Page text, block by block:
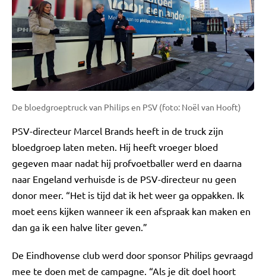
De bloedgroeptruck van Philips en PSV (foto: Noël van Hooft)
PSV-directeur Marcel Brands heeft in de truck zijn
bloedgroep laten meten. Hij heeft vroeger bloed
gegeven maar nadat hij profvoetballer werd en daarna
naar Engeland verhuisde is de PSV-directeur nu geen
donor meer. “Het is tijd dat ik het weer ga oppakken. Ik
moet eens kijken wanneer ik een afspraak kan maken en
dan ga ik een halve liter geven.”
De Eindhovense club werd door sponsor Philips gevraagd
mee te doen met de campagne. “Als je dit doel hoort